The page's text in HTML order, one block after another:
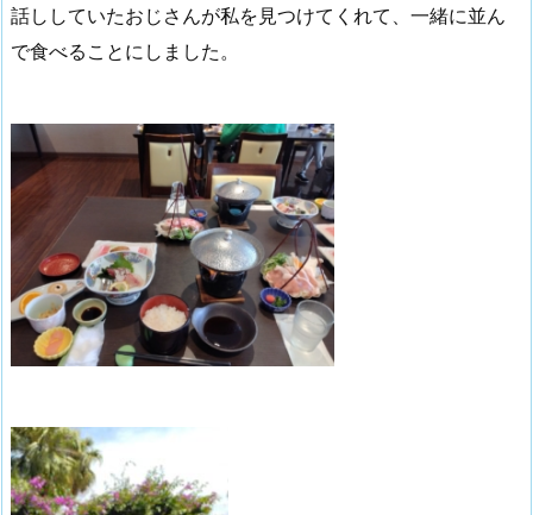
話ししていたおじさんが私を見つけてくれて、一緒に並ん
で食べることにしました。